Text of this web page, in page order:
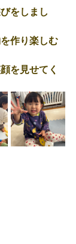
をしまし
作り楽しむ
を見せてく